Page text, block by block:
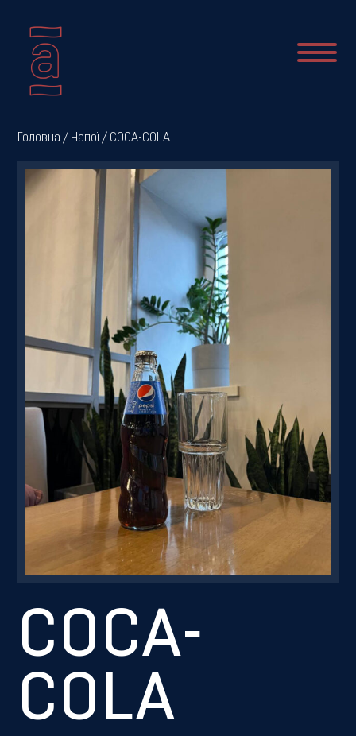
Про
нас
Новини
Меню
Галерея
Резервація
Головна / Напої / COCA-COLA
COCA-
COLA